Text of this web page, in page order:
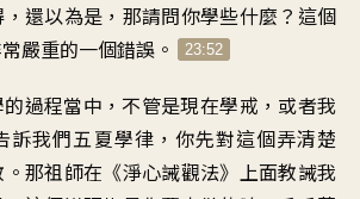
還以為是，那請問你學些什麼？這個
嚴重的一個錯誤。
23:52
過程當中，不管是現在學戒，或者我
訴我們五夏學律，你先對這個弄清楚
那祖師在《淨心誡觀法》上面教誡我